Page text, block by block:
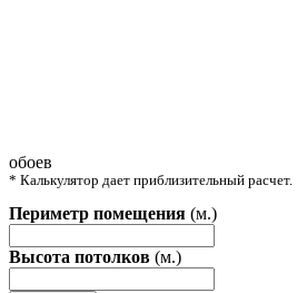
обоев
* Калькулятор дает приблизительный расчет.
Периметр помещения (м.)
Высота потолков (м.)